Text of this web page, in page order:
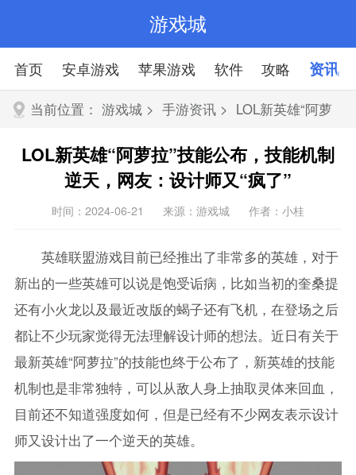
游戏城
首页 安卓游戏 苹果游戏 软件 攻略 资讯
当前位置：游戏城 >手游资讯 > LOL新英雄“阿萝
拉”技能公布，技能机制逆天，网友：设计师又“疯了”
LOL新英雄“阿萝拉”技能公布，技能机制
逆天，网友：设计师又“疯了”
时间：2024-06-21 来源：游戏城 作者：小桂
英雄联盟游戏目前已经推出了非常多的英雄，对于
新出的一些英雄可以说是饱受诟病，比如当初的奎桑提
还有小火龙以及最近改版的蝎子还有飞机，在登场之后
都让不少玩家觉得无法理解设计师的想法。近日有关于
最新英雄“阿萝拉”的技能也终于公布了，新英雄的技能
机制也是非常独特，可以从敌人身上抽取灵体来回血，
目前还不知道强度如何，但是已经有不少网友表示设计
师又设计出了一个逆天的英雄。